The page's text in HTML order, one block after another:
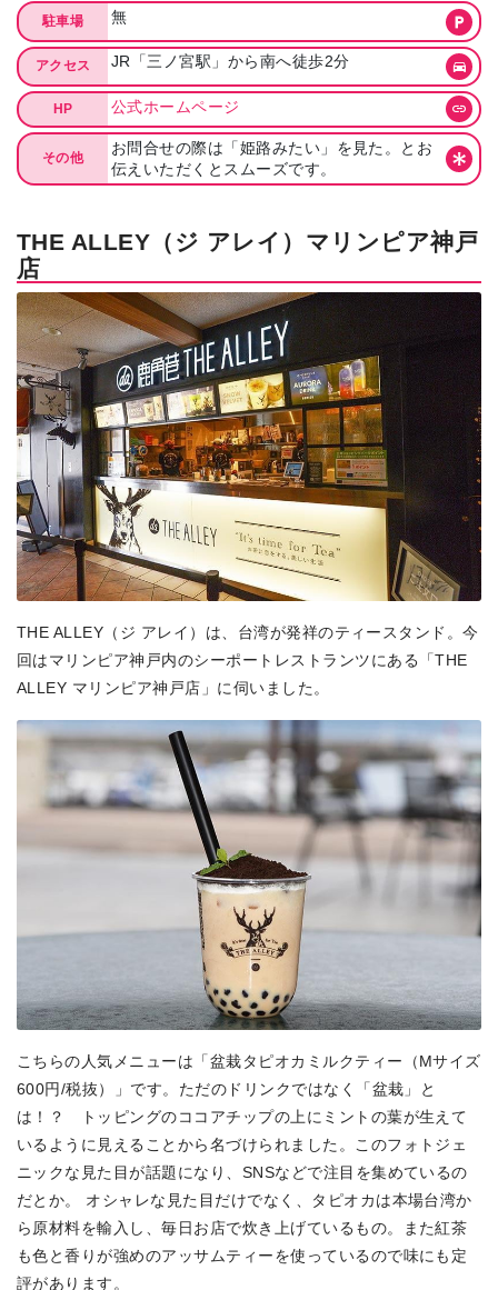
駐車場 無
アクセス JR「三ノ宮駅」から南へ徒歩2分
HP 公式ホームページ
その他
お問合せの際は「姫路みたい」を見た。とお
伝えいただくとスムーズです。
THE ALLEY（ジ アレイ）マリンピア神戸
店
THE ALLEY（ジ アレイ）は、台湾が発祥のティースタンド。今
回はマリンピア神戸内のシーポートレストランツにある「THE
ALLEY マリンピア神戸店」に伺いました。
こちらの人気メニューは「盆栽タピオカミルクティー（Mサイズ
600円/税抜）」です。ただのドリンクではなく「盆栽」と
は！？ トッピングのココアチップの上にミントの葉が生えて
いるように見えることから名づけられました。このフォトジェ
ニックな見た目が話題になり、SNSなどで注目を集めているの
だとか。 オシャレな見た目だけでなく、タピオカは本場台湾か
ら原材料を輸入し、毎日お店で炊き上げているもの。また紅茶
も色と香りが強めのアッサムティーを使っているので味にも定
評があります。